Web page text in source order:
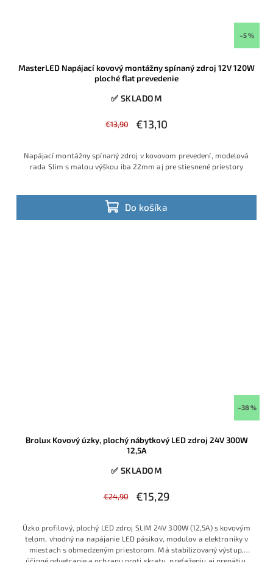
–5 %
MasterLED Napájací kovový montážny spínaný zdroj 12V 120W
ploché flat prevedenie
✅ SKLADOM
€13,90 €13,10
Do košíka
Napájací montážny spínaný zdroj v kovovom prevedení, modelová
rada Slim s malou výškou iba 22mm aj pre stiesnené priestory
–38 %
Brolux Kovový úzky, plochý nábytkový LED zdroj 24V 300W
12,5A
✅ SKLADOM
€24,90 €15,29
Úzko profilový, plochý LED zdroj SLIM 24V 300W (12,5A) s kovovým
telom, vhodný na napájanie LED pásikov, modulov a elektroniky v
miestach s obmedzeným priestorom. Má stabilizovaný výstup,
účinné odvetranie a ochranu proti skratu, preťaženiu aj prepätiu.